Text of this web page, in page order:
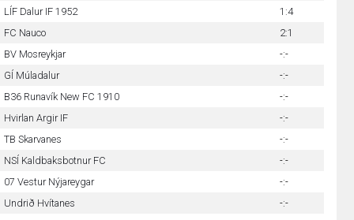
LÍF Dalur IF 1952
1:4
FC Nauco
2:1
BV Mosreykjar
-:-
GÍ Múladalur
-:-
B36 Runavík New FC 1910
-:-
Hvirlan Argir IF
-:-
TB Skarvanes
-:-
NSÍ Kaldbaksbotnur FC
-:-
07 Vestur Nýjareygar
-:-
Undrið Hvítanes
-:-